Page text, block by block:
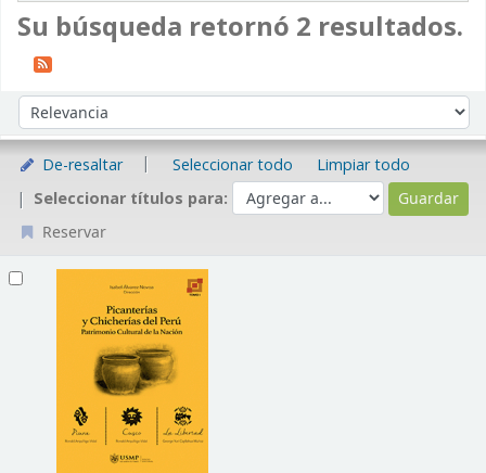
Su búsqueda retornó 2 resultados.
Ordenar por:
De-resaltar Seleccionar todo
Limpiar todo
Seleccionar títulos para:
Reservar